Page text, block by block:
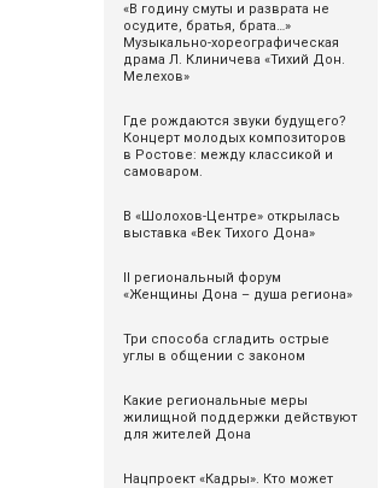
«В годину смуты и разврата не
осудите, братья, брата…»
Музыкально-хореографическая
драма Л. Клиничева «Тихий Дон.
Мелехов»
Где рождаются звуки будущего?
Концерт молодых композиторов
в Ростове: между классикой и
самоваром.
В «Шолохов-Центре» открылась
выставка «Век Тихого Дона»
II региональный форум
«Женщины Дона – душа региона»
Три способа сгладить острые
углы в общении с законом
Какие региональные меры
жилищной поддержки действуют
для жителей Дона
Нацпроект «Кадры». Кто может